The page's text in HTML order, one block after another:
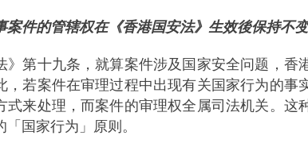
案件的管辖权在《香港国安法》生效後保持不
》第十九条，就算案件涉及国家安全问题，
，若案件在审理过程中出现有关国家行为的
式来处理，而案件的审理权全属司法机关。
国家行为」原则。